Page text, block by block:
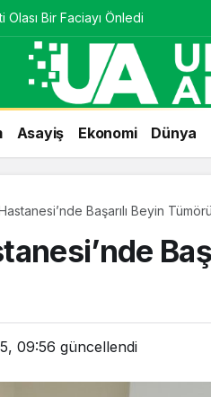
Olası Bir Faciayı Önledi
Asayiş Ekonomi Dünya
Başarılı Beyin
09:56 güncellendi